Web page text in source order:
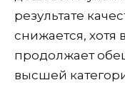
результате
снижается, хотя
продолжает
высшей